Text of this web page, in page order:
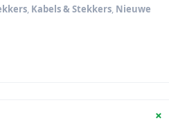
, Kabels & Stekkers, Nieuwe
+